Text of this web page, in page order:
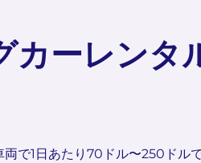
ーレンタ
で1日あたり70ドル〜250ドル